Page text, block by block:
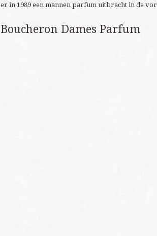
er in 1989 een mannen parfum uitbracht in de
Boucheron Dames Parfum